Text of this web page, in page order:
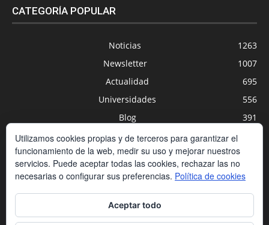
CATEGORÍA POPULAR
Noticias
1263
Newsletter
1007
Actualidad
695
Universidades
556
Blog
391
Agenda
Nuevas Tecnologías
Estudios
Utilizamos cookies propias y de terceros para garantizar el
funcionamiento de la web, medir su uso y mejorar nuestros
servicios. Puede aceptar todas las cookies, rechazar las no
necesarias o configurar sus preferencias. Política de cookies
Aceptar todo